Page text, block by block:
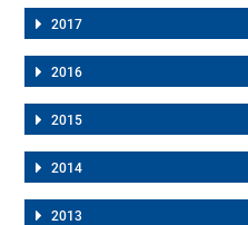
2017
2016
2015
2014
2013